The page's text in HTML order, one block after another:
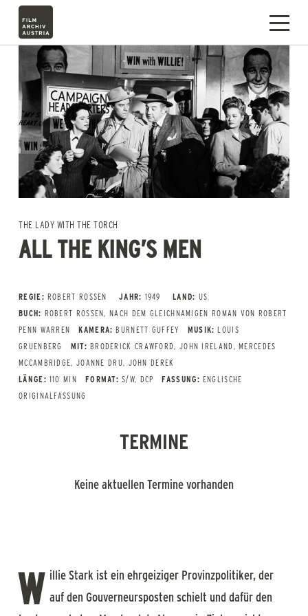
THE LADY WITH THE TORCH
ALL THE KING’S MEN
REGIE: ROBERT ROSSEN JAHR: 1949 LAND: US
BUCH: ROBERT ROSSEN, NACH DEM GLEICHNAMIGEN ROMAN VON ROBERT
PENN WARREN
KAMERA: BURNETT GUFFEY MUSIK: LOUIS
GRUENBERG
MIT: BRODERICK CRAWFORD, JOHN IRELAND, MERCEDES
MCCAMBRIDGE, JOANNE DRU, JOHN DEREK
LÄNGE: 110 MIN FORMAT: S/W, DCP FASSUNG: ENGLISCHE
ORIGINALFASSUNG
TERMINE
Keine aktuellen Termine vorhanden
W illie Stark ist ein ehrgeiziger Provinzpolitiker, der
auf den Gouverneursposten schielt und dafür den